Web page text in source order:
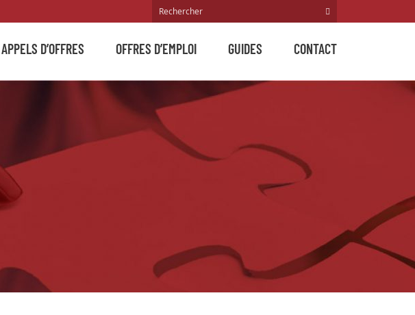
APPELS D’OFFRES OFFRES D’EMPLOI GUIDES CONTACT